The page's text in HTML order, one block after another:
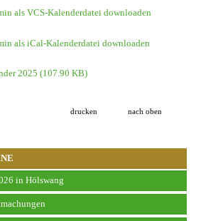
in Hölswang
als VCS-Kalenderdatei downloaden
als iCal-Kalenderdatei downloaden
2025 (107.90 KB)
drucken nach oben